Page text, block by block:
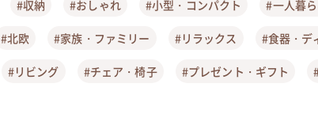
#収納 #おしゃれ #小型・コンパクト #一人暮
#北欧 #家族・ファミリー #リラックス #食器・デ
#リビング #チェア・椅子 #プレゼント・ギフト